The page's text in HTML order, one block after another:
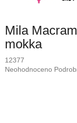
Mila
mokka
12377
Průměrné
Neohodnoceno